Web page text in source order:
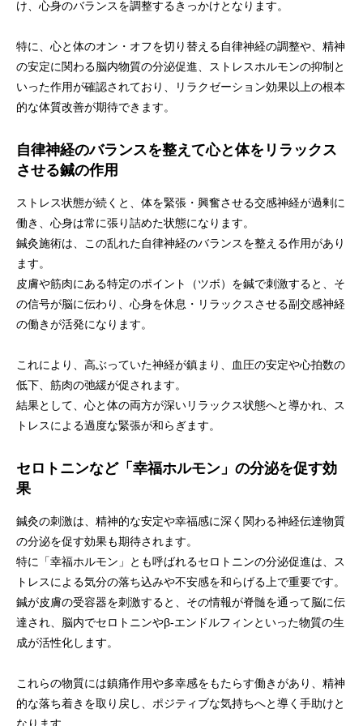
け、心身のバランスを調整するきっかけとなります。
特に、心と体のオン・オフを切り替える自律神経の調整や、精神
の安定に関わる脳内物質の分泌促進、ストレスホルモンの抑制と
いった作用が確認されており、リラクゼーション効果以上の根本
的な体質改善が期待できます。
自律神経のバランスを整えて心と体をリラックス
させる鍼の作用
ストレス状態が続くと、体を緊張・興奮させる交感神経が過剰に
働き、心身は常に張り詰めた状態になります。
鍼灸施術は、この乱れた自律神経のバランスを整える作用があり
ます。
皮膚や筋肉にある特定のポイント（ツボ）を鍼で刺激すると、そ
の信号が脳に伝わり、心身を休息・リラックスさせる副交感神経
の働きが活発になります。
これにより、高ぶっていた神経が鎮まり、血圧の安定や心拍数の
低下、筋肉の弛緩が促されます。
結果として、心と体の両方が深いリラックス状態へと導かれ、ス
トレスによる過度な緊張が和らぎます。
セロトニンなど「幸福ホルモン」の分泌を促す効
果
鍼灸の刺激は、精神的な安定や幸福感に深く関わる神経伝達物質
の分泌を促す効果も期待されます。
特に「幸福ホルモン」とも呼ばれるセロトニンの分泌促進は、ス
トレスによる気分の落ち込みや不安感を和らげる上で重要です。
鍼が皮膚の受容器を刺激すると、その情報が脊髄を通って脳に伝
達され、脳内でセロトニンやβ-エンドルフィンといった物質の生
成が活性化します。
これらの物質には鎮痛作用や多幸感をもたらす働きがあり、精神
的な落ち着きを取り戻し、ポジティブな気持ちへと導く手助けと